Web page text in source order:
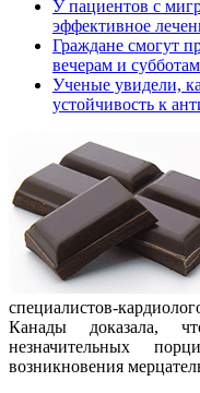
У пациентов с
эффективное
Граждане смогут
вечерам и субботам
Ученые увидели,
устойчивость к
специалистов-
Канады доказала,
незначительных
возникновения